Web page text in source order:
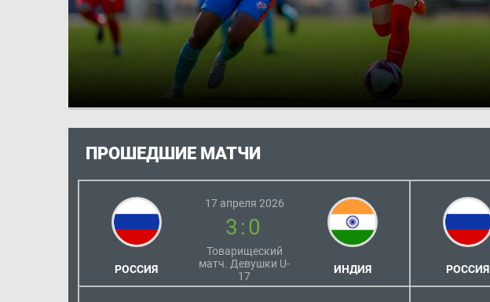
ПРОШЕДШИЕ МАТЧИ
РОССИЯ
17 апреля 2026
3:0
Товарищеский
матч. Девушки U-
17
ИНДИЯ РОССИЯ